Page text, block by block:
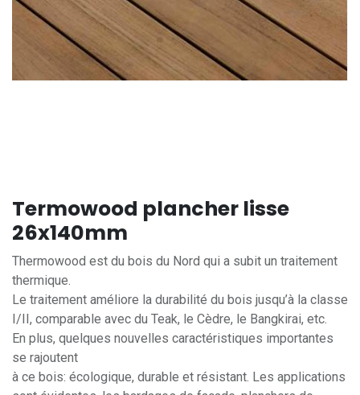
Termowood plancher lisse
26x140mm
Thermowood est du bois du Nord qui a subit un traitement
thermique.
Le traitement améliore la durabilité du bois jusqu’à la classe
I/II, comparable avec du Teak, le Cèdre, le Bangkirai, etc.
En plus, quelques nouvelles caractéristiques importantes
se rajoutent
à ce bois: écologique, durable et résistant. Les applications